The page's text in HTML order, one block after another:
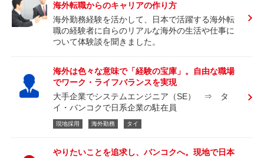
海外転職からのキャリアの作り方
海外勤務経験を活かして、日本で活躍する海外転
職の経験者に自らのリアルな海外の生活や仕事に
ついて体験談を聞きました。
海外は色々な意味で「経験の宝庫」。自由な職場
でワーク・ライフバランスを実現
大手企業でシステムエンジニア（SE） ⇒ タ
イ・バンコクで日系企業の駐在員
現地採用 海外勤務 タイ
やりたいことを追求し、バンコクへ。現地で日本